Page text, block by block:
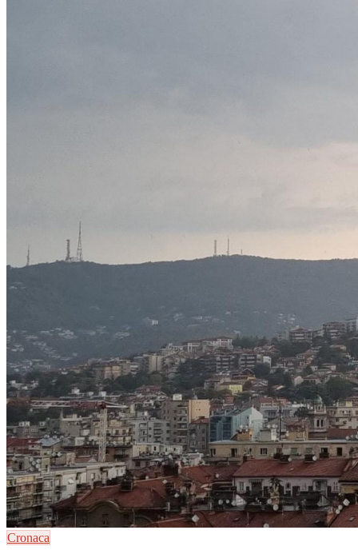
Cronaca